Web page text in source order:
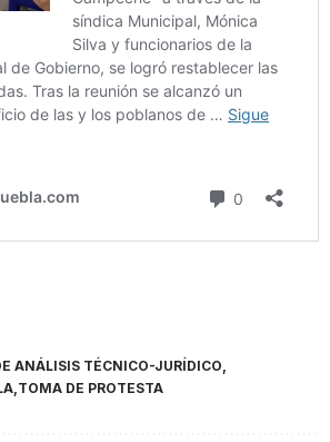
ANÁLISIS TÉCNICO-JURÍDICO
TOMA DE PROTESTA